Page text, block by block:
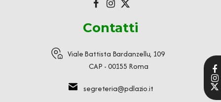
Contatti
Viale Battista Bardanzellu, 109
CAP - 00155 Roma
segreteria@pdlazio.it